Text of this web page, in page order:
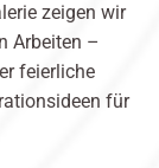
zeigen wir
Arbeiten –
feierliche
für